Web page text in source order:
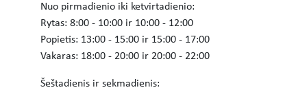
Nuo pirmadienio iki ketvirtadienio:
Rytas: 8:00 - 10:00 ir 10:00 - 12:00
Popietis: 13:00 - 15:00 ir 15:00 - 17:00
Vakaras: 18:00 - 20:00 ir 20:00 - 22:00
Šeštadienis ir sekmadienis: